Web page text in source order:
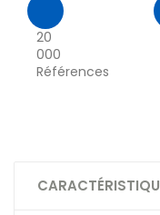
20
000
Références